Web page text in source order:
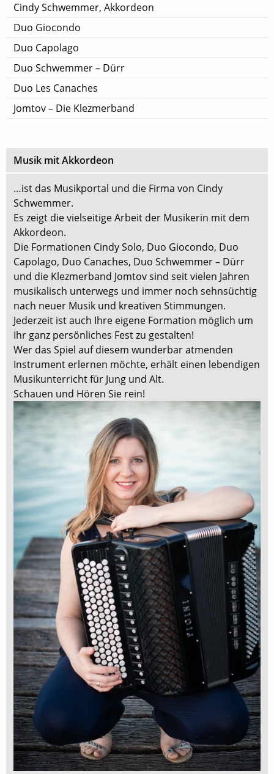
Cindy Schwemmer, Akkordeon
Duo Giocondo
Duo Capolago
Duo Schwemmer – Dürr
Duo Les Canaches
Jomtov – Die Klezmerband
Musik mit Akkordeon
…ist das Musikportal und die Firma von Cindy
Schwemmer.
Es zeigt die vielseitige Arbeit der Musikerin mit dem
Akkordeon.
Die Formationen Cindy Solo, Duo Giocondo, Duo
Capolago, Duo Canaches, Duo Schwemmer – Dürr
und die Klezmerband Jomtov sind seit vielen Jahren
musikalisch unterwegs und immer noch sehnsüchtig
nach neuer Musik und kreativen Stimmungen.
Jederzeit ist auch Ihre eigene Formation möglich um
Ihr ganz persönliches Fest zu gestalten!
Wer das Spiel auf diesem wunderbar atmenden
Instrument erlernen möchte, erhält einen lebendigen
Musikunterricht für Jung und Alt.
Schauen und Hören Sie rein!